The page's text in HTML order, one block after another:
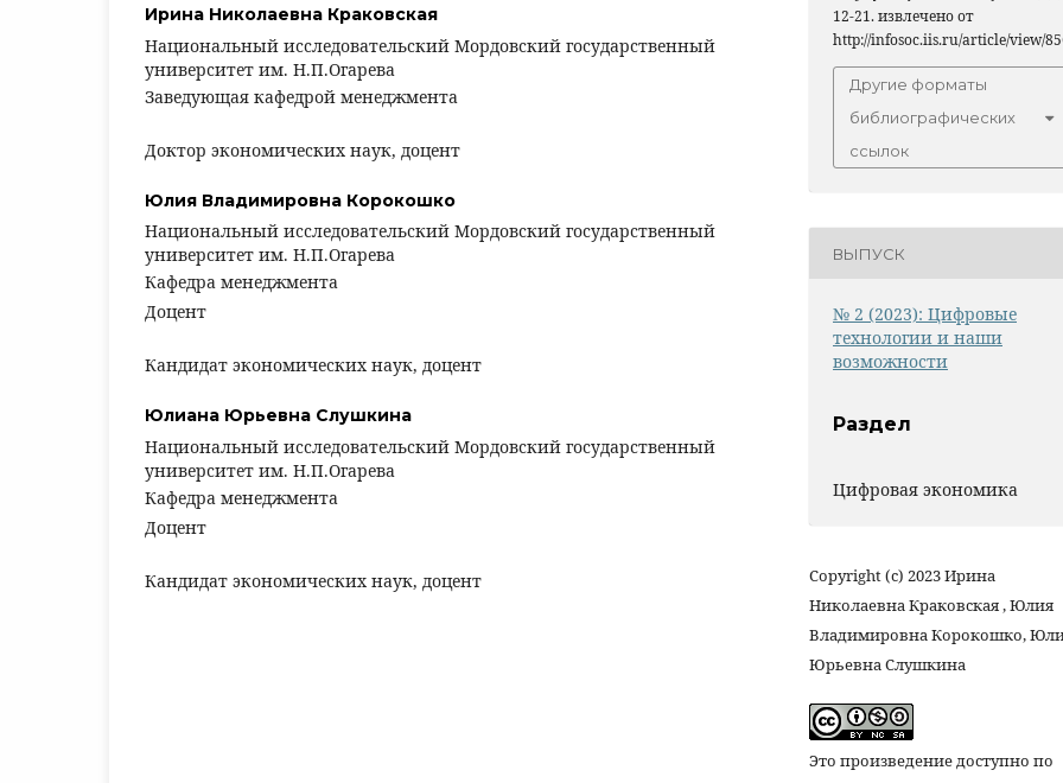
Ирина Николаевна Краковская
Национальный исследовательский Мордовский государственный
университет им. Н.П.Огарева
Заведующая кафедрой менеджмента
Доктор экономических наук, доцент
Юлия Владимировна Корокошко
Национальный исследовательский Мордовский государственный
университет им. Н.П.Огарева
Кафедра менеджмента
Доцент
Кандидат экономических наук, доцент
Юлиана Юрьевна Слушкина
Национальный исследовательский Мордовский государственный
университет им. Н.П.Огарева
Кафедра менеджмента
Доцент
Кандидат экономических наук, доцент
12-21. извлечено от
http://infosoc.iis.ru/article/view/
Другие форматы
библиографических
ссылок
ВЫПУСК
№ 2 (2023): Цифровые
технологии и наши
возможности
Раздел
Цифровая экономика
Copyright (c) 2023 Ирина
Николаевна Краковская , Юлия
Владимировна Корокошко,
Юрьевна Слушкина
Это произведение доступно по